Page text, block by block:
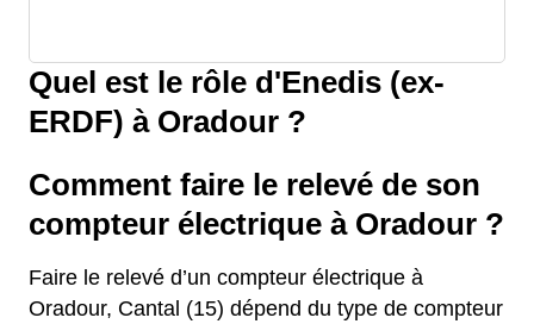
Quel est le rôle d'Enedis (ex-
ERDF) à Oradour ?
Comment faire le relevé de son
compteur électrique à Oradour ?
Faire le relevé d’un compteur électrique à
Oradour, Cantal (15) dépend du type de compteur